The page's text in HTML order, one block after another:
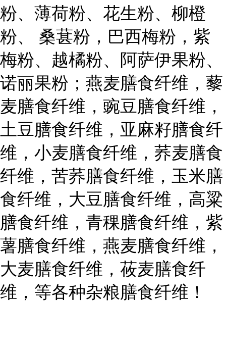
粉、薄荷粉、花生粉、柳橙
粉、 桑葚粉，巴西梅粉，紫
梅粉、越橘粉、阿萨伊果粉、
诺丽果粉；燕麦膳食纤维，藜
麦膳食纤维，豌豆膳食纤维，
土豆膳食纤维，亚麻籽膳食纤
维，小麦膳食纤维，荞麦膳食
纤维，苦荞膳食纤维，玉米膳
食纤维，大豆膳食纤维，高粱
膳食纤维，青稞膳食纤维，紫
薯膳食纤维，燕麦膳食纤维，
大麦膳食纤维，莜麦膳食纤
维，等各种杂粮膳食纤维！